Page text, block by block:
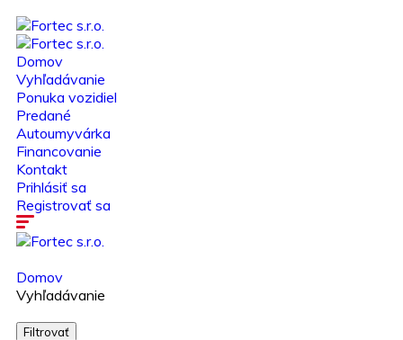
Domov
Vyhľadávanie
Ponuka vozidiel
Predané
Autoumyvárka
Financovanie
Kontakt
Prihlásiť sa
Registrovať sa
Domov
Vyhľadávanie
Filtrovať